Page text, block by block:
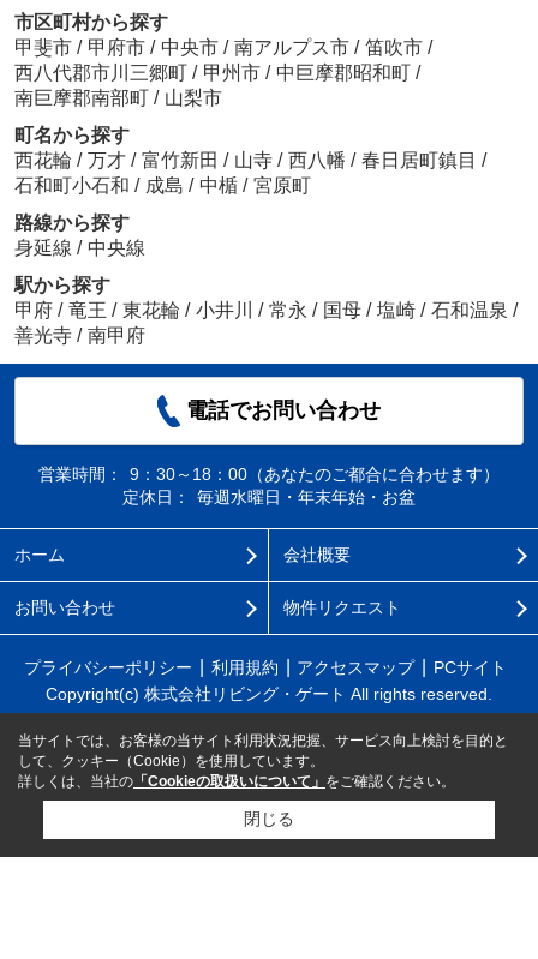
市区町村から探す
甲斐市 / 甲府市 / 中央市 / 南アルプス市 / 笛吹市 /
西八代郡市川三郷町 / 甲州市 / 中巨摩郡昭和町 /
南巨摩郡南部町 / 山梨市
町名から探す
西花輪 / 万才 / 富竹新田 / 山寺 / 西八幡 / 春日居町鎮目 /
石和町小石和 / 成島 / 中楯 / 宮原町
路線から探す
身延線 / 中央線
駅から探す
甲府 / 竜王 / 東花輪 / 小井川 / 常永 / 国母 / 塩崎 / 石和温泉 /
善光寺 / 南甲府
電話でお問い合わせ
営業時間：
9：30～18：00（あなたのご都合に合わせます）
定休日：
毎週水曜日・年末年始・お盆
ホーム 会社概要
お問い合わせ 物件リクエスト
プライバシーポリシー 利用規約 アクセスマップ
PCサイト
Copyright(c) 株式会社リビング・ゲート All rights reserved.
当サイトでは、お客様の当サイト利用状況把握、サービス向上検討を目的と
して、クッキー（Cookie）を使用しています。
詳しくは、当社の 「Cookieの取扱いについて」 をご確認ください。
閉じる